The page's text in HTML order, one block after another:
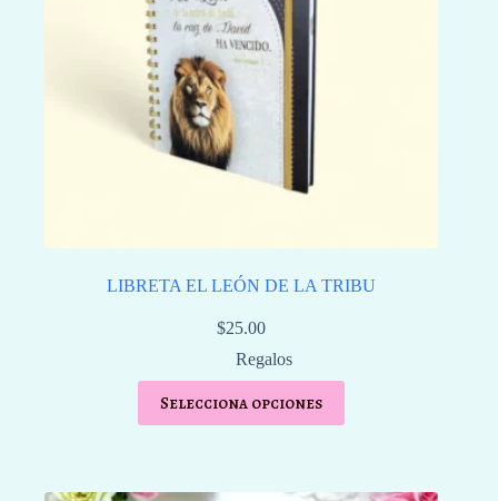
LIBRETA EL LEÓN DE LA TRIBU
$25.00
Regalos
Selecciona opciones